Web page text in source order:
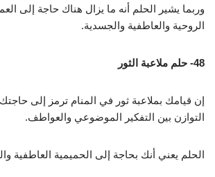
وربما يشير الحلم أنه ما يزال هناك حاجة إلى
الروحية والعاطفية والجسدية.
48- حلم ملاعبة الثور
إن قيامك بملاعبة ثور في المنام ترمز إلى
التوازن بين التفكير الموضوعي والعواطف.
الحلم يعني أنك بحاجة إلى الحميمية العاطفية